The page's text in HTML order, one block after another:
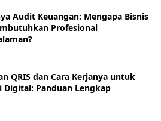
Audit Keuangan: Mengapa Bisnis
Profesional
QRIS dan Cara Kerjanya untuk
Digital: Panduan Lengkap